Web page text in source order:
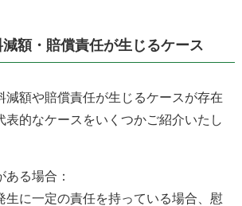
減額・賠償責任が生じるケース
減額や賠償責任が生じるケースが存在
表的なケースをいくつかご紹介いたし
ある場合：
生に一定の責任を持っている場合、慰